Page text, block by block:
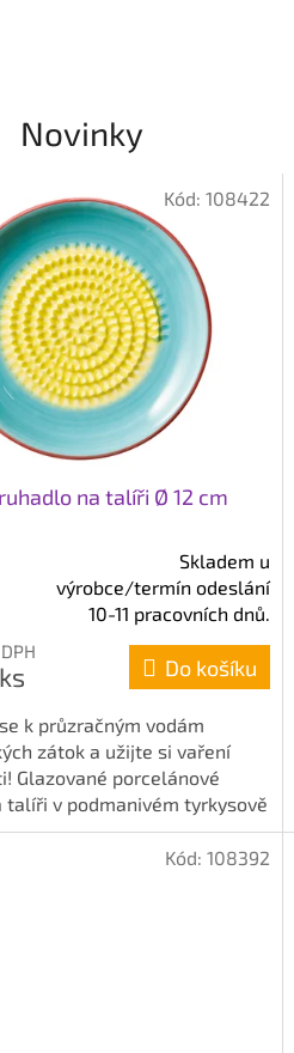
Novinky
na talíři Ø 12 cm
Skladem u
výrobce/termín odeslání
10-11 pracovních dnů.
Do košíku
k průzračným vodám
zátok a užijte si vaření
Glazované porcelánové
talíři v podmanivém tyrkysově
LAGUNA...
Kód: 108422
Kód: 108392